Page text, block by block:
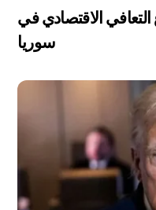
الاقتصادي في
سوريا